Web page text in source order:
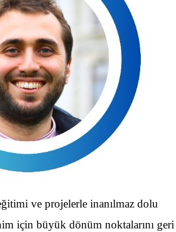
ve projelerle inanılmaz dolu
için büyük dönüm noktalarını geri